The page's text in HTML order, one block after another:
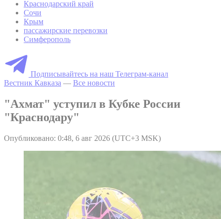
Краснодарский край
Сочи
Крым
пассажирские перевозки
Симферополь
Подписывайтесь на наш Телеграм-канал
Вестник Кавказа — Все новости
"Ахмат" уступил в Кубке России
"Краснодару"
Опубликовано: 0:48, 6 авг 2026 (UTC+3 MSK)